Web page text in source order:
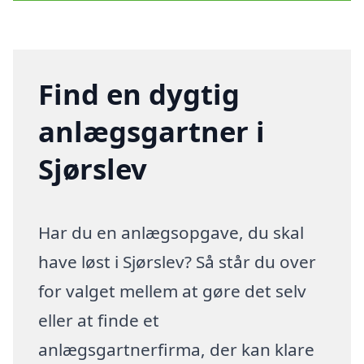
Find en dygtig
anlægsgartner i
Sjørslev
Har du en anlægsopgave, du skal
have løst i Sjørslev? Så står du over
for valget mellem at gøre det selv
eller at finde et
anlægsgartnerfirma, der kan klare